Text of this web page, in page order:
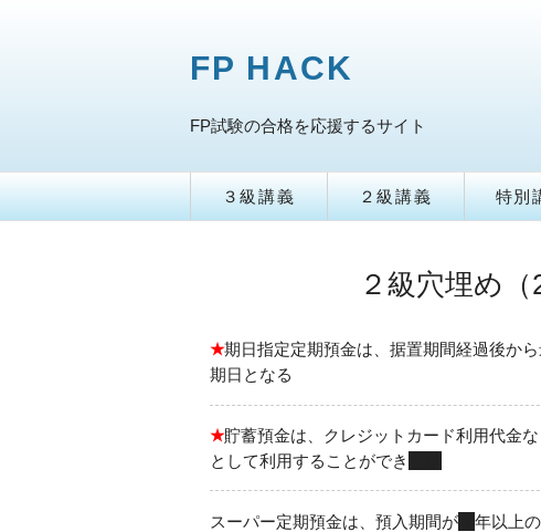
FP HACK
FP試験の合格を応援するサイト
３級講義 ２級講義 特別
２級穴埋め
★期日指定定期預金は、据置期間経過後から
期日となる
★貯蓄預金は、クレジットカード利用代金
として利用することができ
スーパー定期預金は、預入期間が３ 年以上